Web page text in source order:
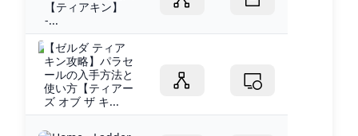
【ティアキン】
-...
【ゼルダ ティア
キン攻略】パラセ
ールの入手方法と
使い方【ティアー
ズ オブ ザ キ...